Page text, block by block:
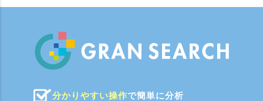
分かりやすい操作で簡単に分析